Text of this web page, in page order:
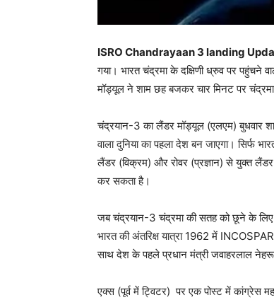
ISRO Chandrayaan 3 landing
गया। भारत चंद्रमा के दक्षिणी ध्रुव पर पहुंचने
मॉड्यूल ने शाम छह बजकर चार मिनट पर चंद्रमा
चंद्रयान-3 का लैंडर मॉड्यूल (एलएम) बुधवार
वाला दुनिया का पहला देश बन जाएगा। सिर्फ
लैंडर (विक्रम) और रोवर (प्रज्ञान) से युक्त
कर सकता है।
जब चंद्रयान-3 चंद्रमा की सतह को छूने के लिए
भारत की अंतरिक्ष यात्रा 1962 में
साथ देश के पहले प्रधान मंत्री जवाहरलाल नेहरू
एक्स (पूर्व में ट्विटर) पर एक पोस्ट में कांग्रेस